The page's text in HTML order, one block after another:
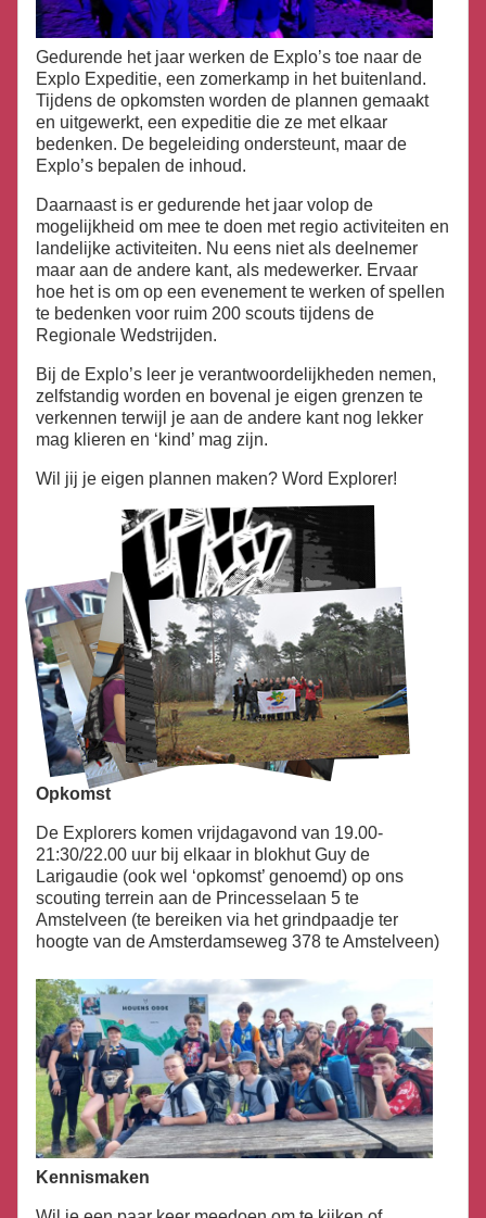
Gedurende het jaar werken de Explo’s toe naar de
Explo Expeditie, een zomerkamp in het buitenland.
Tijdens de opkomsten worden de plannen gemaakt
en uitgewerkt, een expeditie die ze met elkaar
bedenken. De begeleiding ondersteunt, maar de
Explo’s bepalen de inhoud.
Daarnaast is er gedurende het jaar volop de
mogelijkheid om mee te doen met regio activiteiten en
landelijke activiteiten. Nu eens niet als deelnemer
maar aan de andere kant, als medewerker. Ervaar
hoe het is om op een evenement te werken of spellen
te bedenken voor ruim 200 scouts tijdens de
Regionale Wedstrijden.
Bij de Explo’s leer je verantwoordelijkheden nemen,
zelfstandig worden en bovenal je eigen grenzen te
verkennen terwijl je aan de andere kant nog lekker
mag klieren en ‘kind’ mag zijn.
Wil jij je eigen plannen maken? Word Explorer!
Opkomst
De Explorers komen vrijdagavond van 19.00-
21:30/22.00 uur bij elkaar in blokhut Guy de
Larigaudie (ook wel ‘opkomst’ genoemd) op ons
scouting terrein aan de Princesselaan 5 te
Amstelveen (te bereiken via het grindpaadje ter
hoogte van de Amsterdamseweg 378 te Amstelveen)
Kennismaken